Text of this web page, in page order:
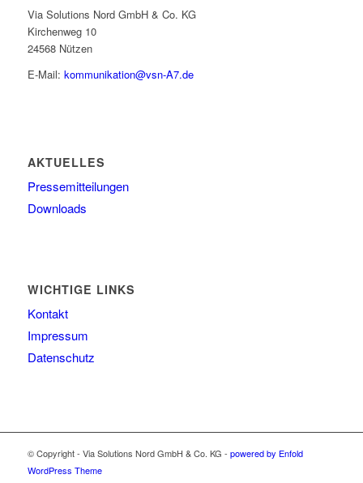
Via Solutions Nord GmbH & Co. KG
Kirchenweg 10
24568 Nützen
E-Mail: kommunikation@vsn-A7.de
AKTUELLES
Pressemitteilungen
Downloads
WICHTIGE LINKS
Kontakt
Impressum
Datenschutz
© Copyright - Via Solutions Nord GmbH & Co. KG - powered by Enfold
WordPress Theme